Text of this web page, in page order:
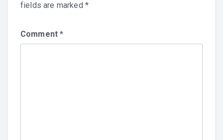
fields are marked *
Comment*